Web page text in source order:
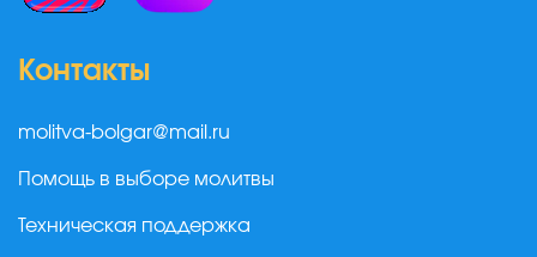
Контакты
molitva-bolgar@mail.ru
Помощь в выборе молитвы
Техническая поддержка